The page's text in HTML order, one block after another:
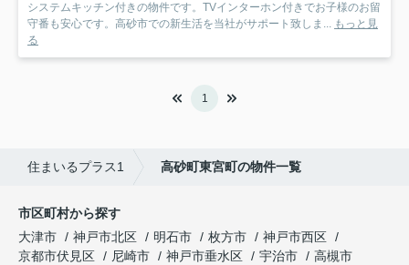
システムキッチン付きの物件です。TVインターホン付きでお子様のお留
守番も安心です。高砂市での新生活を当社がサポート致しま... もっと見
る
1
住まいるプラス1 高砂町東宮町の物件一覧
市区町村から探す
大津市
神戸市北区 明石市 枚方市
神戸市西区
京都市伏見区
尼崎市 神戸市垂水区 宇治市
高槻市